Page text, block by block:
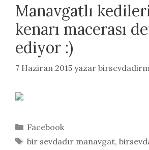
Manavgatlı
kenarı macerası
ediyor :)
7 Haziran 2015 yazar
Kategoriler
Facebook
Etiketler
bir sevdadır manavgat,